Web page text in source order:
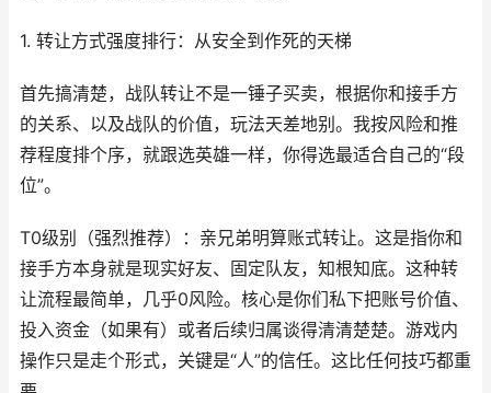
1. 转让方式强度排行：从安全到作死的天梯
首先搞清楚，战队转让不是一锤子买卖，根据你和接手方
的关系、以及战队的价值，玩法天差地别。我按风险和推
荐程度排个序，就跟选英雄一样，你得选最适合自己的“段
位”。
T0级别（强烈推荐）：亲兄弟明算账式转让。这是指你和
接手方本身就是现实好友、固定队友，知根知底。这种转
让流程最简单，几乎0风险。核心是你们私下把账号价值、
投入资金（如果有）或者后续归属谈得清清楚楚。游戏内
操作只是走个形式，关键是“人”的信任。这比任何技巧都重